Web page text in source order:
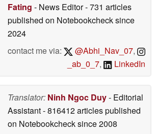
Fating - News Editor- 731 articles
published on Notebookchecksince
2024
contact me via:
@Abhi_Nav_07,
_ab_0_7, LinkedIn
Translator: Ninh Ngoc Duy- Editorial
Assistant- 816412 articles published
on Notebookchecksince 2008